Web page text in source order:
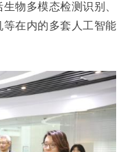
物多模态检测识别、
在内的多套人工智能